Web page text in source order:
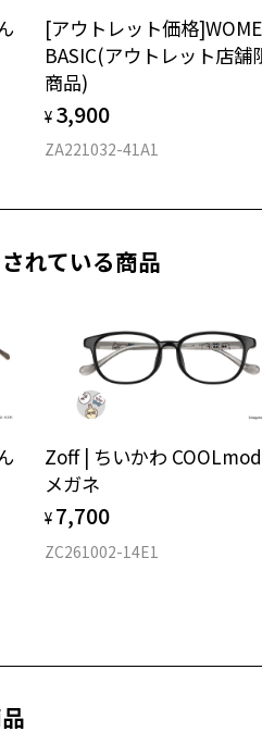
）を掛け合わせた、Volqueコレ
画像と異なる場合がございます。
セットになります。
ッチメント込みの重さ
するために、定期的な視
ます。
無料
のみ購入して、
お選びいただくと、実店舗で
ズ（標準セットレンズ）へ無
測定いただけます（無料）。
ドしてお使いください。
[アウトレット価格
BASIC(アウトレット店舗
商品)
¥ 3,900
ZA221032-41A1
れている商品
Zoff | ちいかわ
メガネ
¥ 7,700
ZC261002-14E1